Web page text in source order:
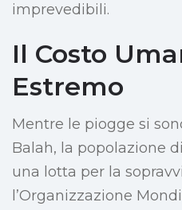
imprevedibili.
Il Costo
Estremo
Mentre le piogge si
Balah, la popolazione
una lotta per la
l’Organizzazione